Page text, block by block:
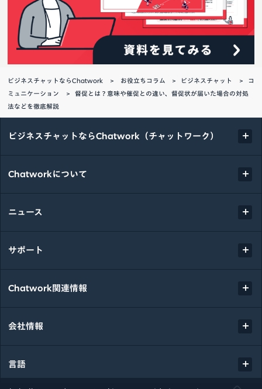
ビジネスチャットならChatwork お役立ちコラム ビジネスチャット
コ
ミュニケーション
督促とは？意味や催促との違い、督促状が届いた場合の対処
法などを徹底解説
ビジネスチャットならChatwork（チャットワーク）
Chatworkについて
ニュース
サポート
Chatwork関連情報
会社情報
言語